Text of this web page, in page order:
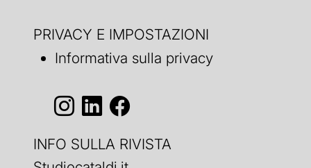
PRIVACY E IMPOSTAZIONI
Informativa sulla privacy
INFO SULLA RIVISTA